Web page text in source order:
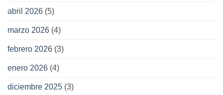
abril 2026 (5)
marzo 2026 (4)
febrero 2026 (3)
enero 2026 (4)
diciembre 2025 (3)